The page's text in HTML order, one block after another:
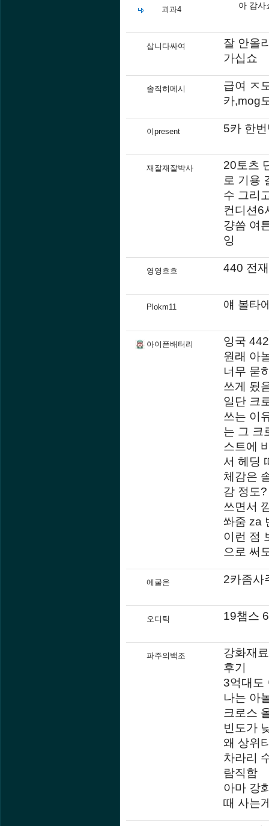
괴과4 아 감사
삽니다싸여
잘 안올
가십쇼
솔직히메시
급여 ㅈ
카,mog
이present 5카 한
재잘재잘박사
20토츠
로 기용
수 그리
컨디션6
걍씀 여
잉
영영흐흐 440 전
Plokm11 얘 볼타
아이폰배터리
잉국
원래 아
너무 묻
쓰게 됬
일단 크
쓰는 이
는 그 크
스트에
서 헤딩
체감은
감 정도?
쓰면서
쏴줌 za
이런 점
으로 써
에굴온 2카좀사
오디틱 19챔스
파주의백조
강화재
후기
3억대도
나는 아
크로스
빈도가
왜 상위
차라리
람직함
아마 강
때 사는